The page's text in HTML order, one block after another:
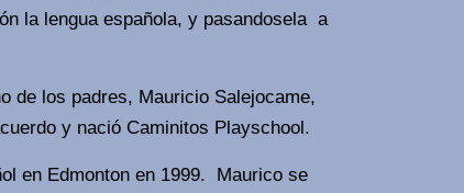
la lengua española, y pasandosela a
de los padres, Mauricio Salejocame,
y nació Caminitos Playschool.
en Edmonton en 1999. Maurico se